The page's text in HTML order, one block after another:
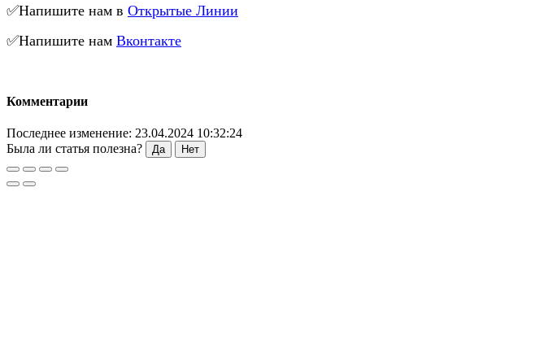
✅Напишите нам в Открытые Линии
✅Напишите нам Вконтакте
Комментарии
Последнее изменение: 23.04.2024 10:32:24
Была ли статья полезна?
Да Нет